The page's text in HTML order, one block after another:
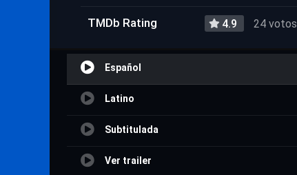
TMDb Rating 4.9 24 votos
Español
Latino
Subtitulada
Ver trailer